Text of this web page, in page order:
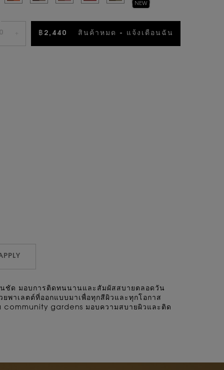
NEW
+ ฿2,440 สินค้าหมด - แจ้งเตือนฉัน
ชัด มอบการติดทนนานและสัมผัสสบายตลอดวัน
พาเลตต์ที่ออกแบบมาเพื่อทุกสีผิวและทุกโอกาส
gardens มอบความสบายผิวและติด